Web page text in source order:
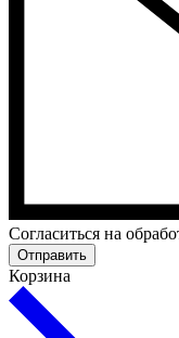
Cогласиться на
Отправить
Корзина